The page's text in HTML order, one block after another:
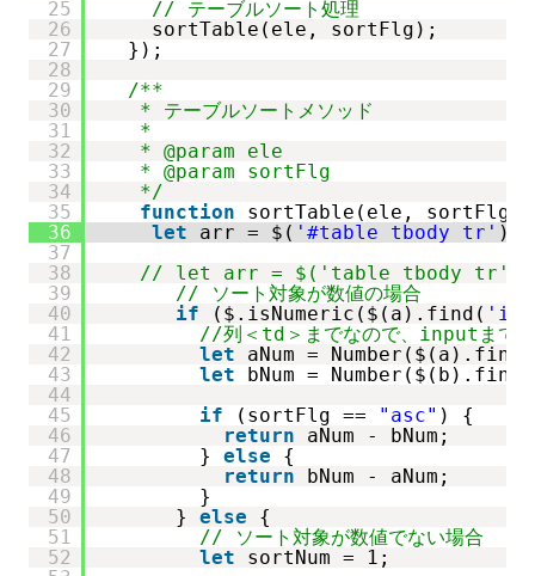
25
26
27
28
29
30
31
32
33
34
35
36
37
38
39
40
41
42
43
44
45
46
47
48
49
50
51
52
// テーブルソート処理
sortTable(ele, sortFlg);
});
/**
* テーブルソートメソッド
*
* @param ele
* @param sortFlg
*/
function
sortTable(ele, sortFlg)
let
arr = $( '#table tbody tr'
// let arr = $('table tbody
// ソート対象が数値の場合
if
($.isNumeric($(a).find(
//列＜td＞までなので、inputまで
let
aNum = Number($(a).find(
let
bNum = Number($(b).find(
if
(sortFlg == "asc" ) {
return
aNum - bNum;
} else
{
return
bNum - aNum;
}
} else
{
// ソート対象が数値でない場合
let
sortNum = 1;